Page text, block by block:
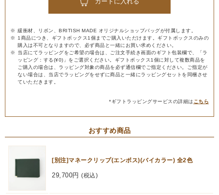
緩衝材、リボン、BRITISH MADE オリジナルショップバッグが付属します。
1商品につき、ギフトボックス1個までご購入いただけます。ギフトボックスのみの
購入は不可となりますので、必ず商品と一緒にお買い求めください。
当店にてラッピングをご希望の場合は、ご注文手続き画面のギフト包装欄で、「ラ
ッピング：する(¥0)」をご選択ください。ギフトボックス1個に対して複数商品を
ご購入の場合は、ラッピング対象の商品を必ず通信欄でご指定ください。ご指定が
ない場合は、当店でラッピングをせずに商品と一緒にラッピングセットを同梱させ
ていただきます。
*ギフトラッピングサービスの詳細は こちら
おすすめ商品
[別注]マネークリップ(エンボス)(バイカラー) 全2色
29,700円 (税込)